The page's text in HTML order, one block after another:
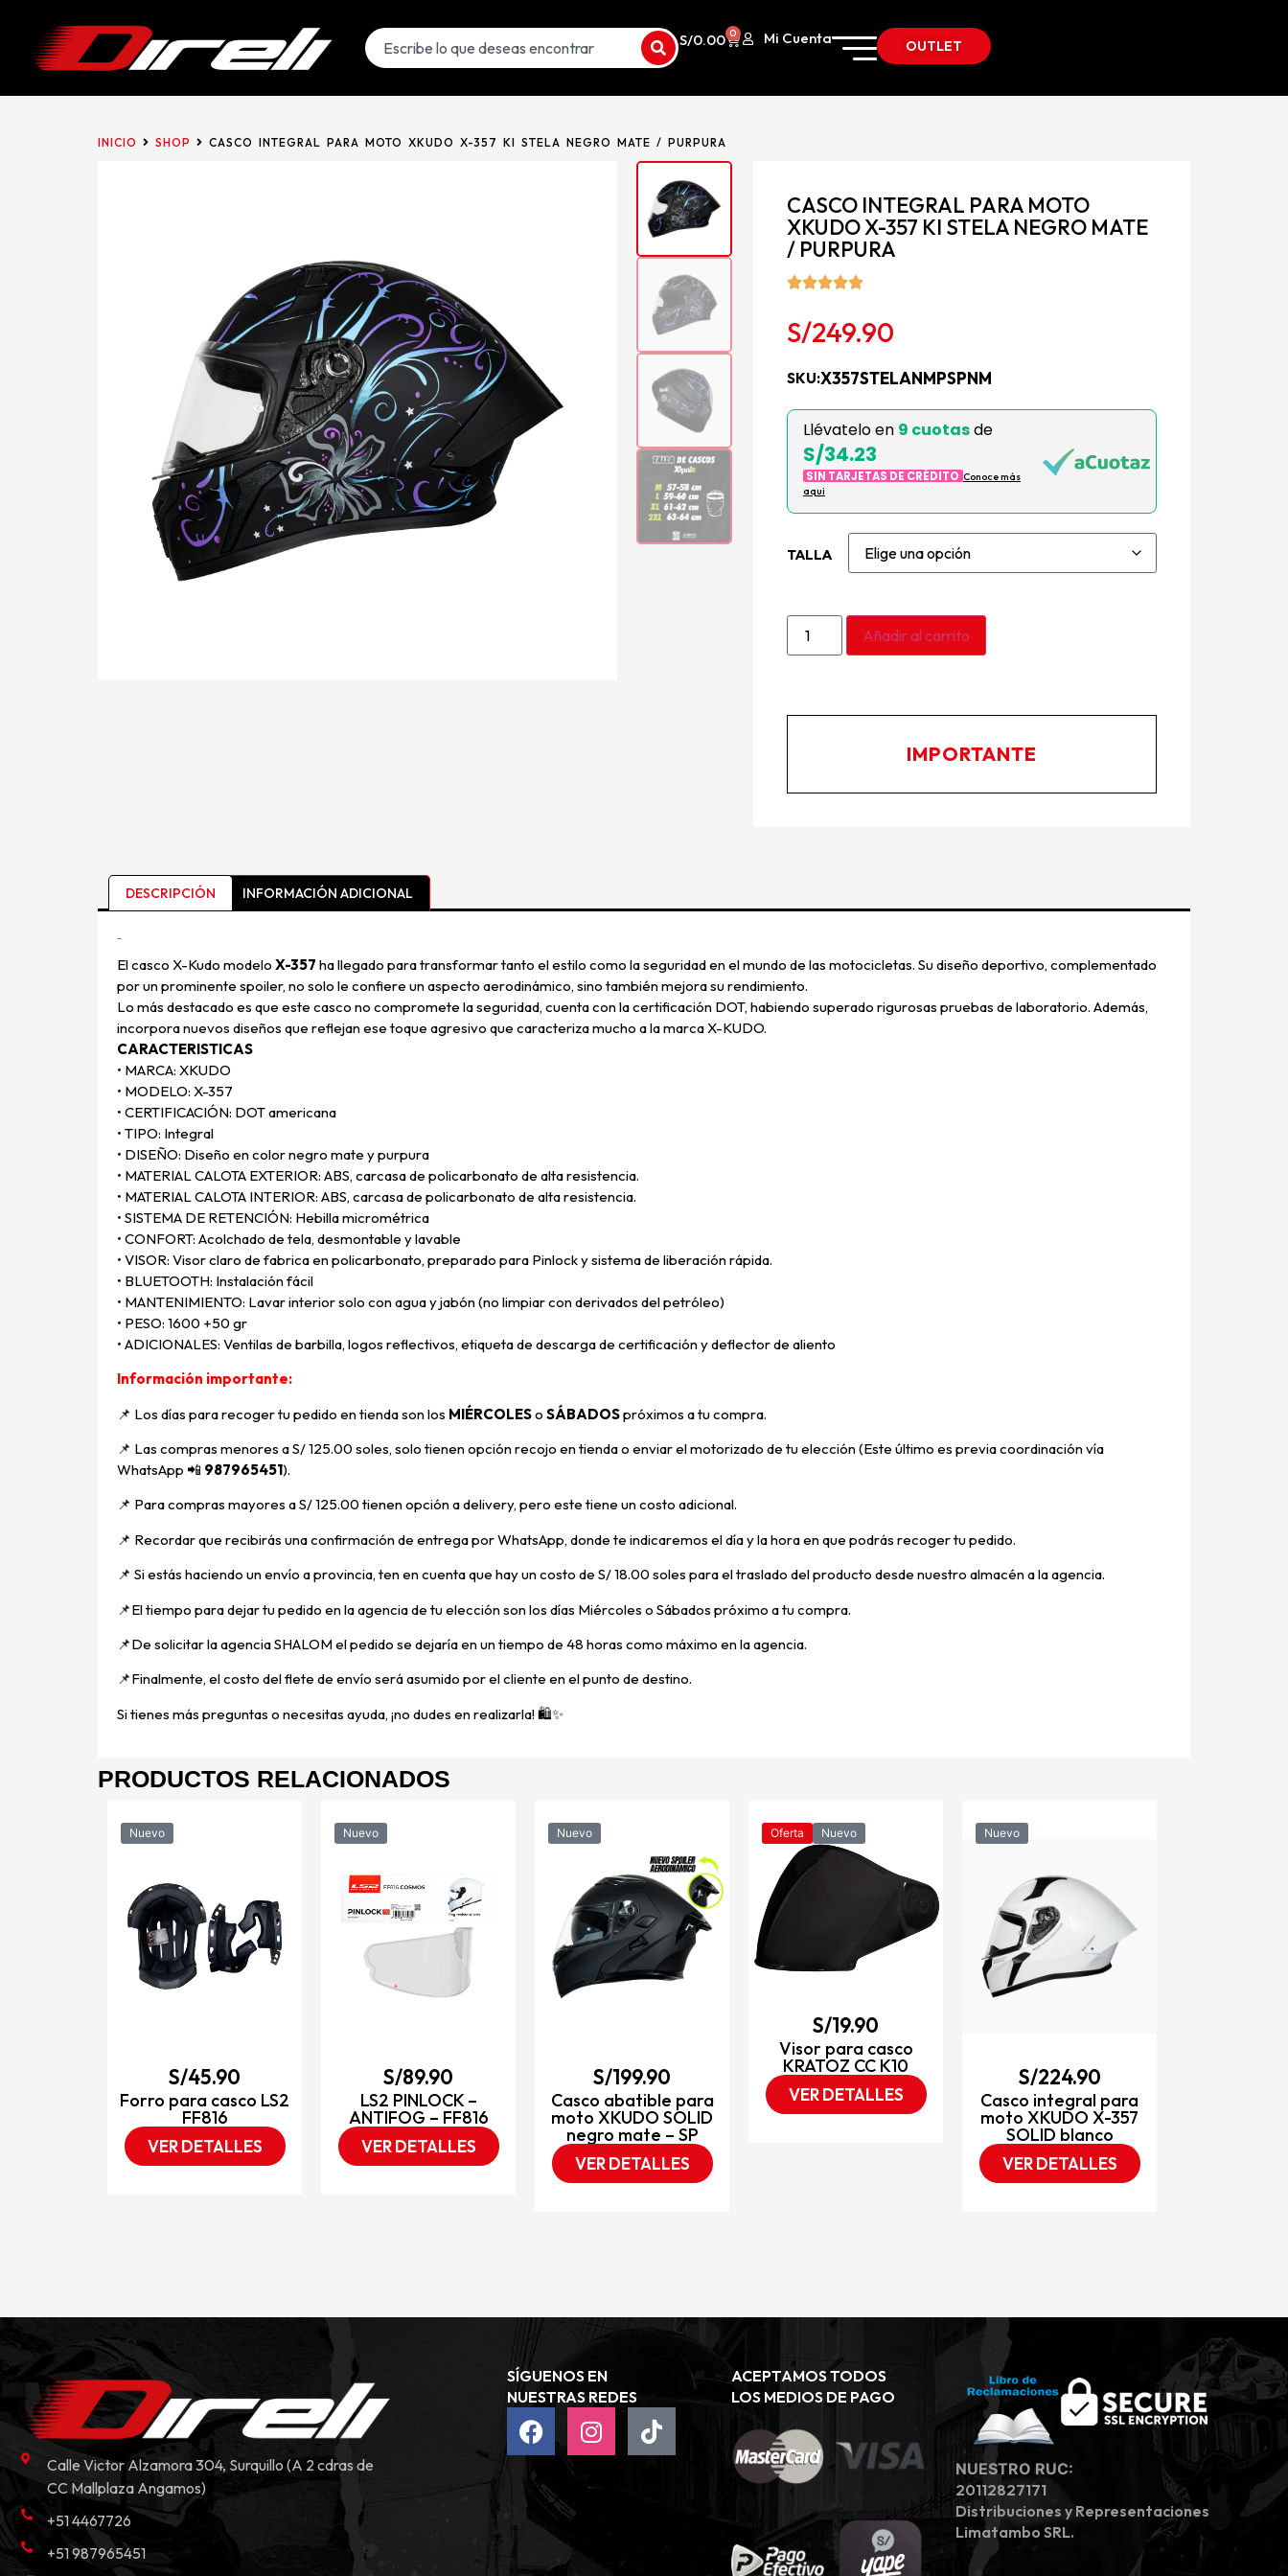
S/0.00 0 Mi Cuenta OUTLET
INICIO SHOP CASCO INTEGRAL PARA MOTO XKUDO X-357 KI STELA NEGRO MATE / PURPURA
CASCO INTEGRAL PARA MOTO
XKUDO X-357 KI STELA NEGRO MATE
/ PURPURA
S/249.90
SKU:X357STELANMPSPNM
Llévatelo en 9 cuotasde
S/34.23
SIN TARJETAS DE CRÉDITO Conoce más
aqui
TALLA
Añadir al carrito
IMPORTANTE
DESCRIPCIÓN INFORMACIÓN ADICIONAL
El casco X-Kudo modelo X-357 ha llegado para transformar tanto el estilo como la seguridad en el mundo de las motocicletas. Su diseño deportivo, complementado
por un prominente spoiler, no solo le confiere un aspecto aerodinámico, sino también mejora su rendimiento.
Lo más destacado es que este casco no compromete la seguridad, cuenta con la certificación DOT, habiendo superado rigurosas pruebas de laboratorio. Además,
incorpora nuevos diseños que reflejan ese toque agresivo que caracteriza mucho a la marca X-KUDO.
CARACTERISTICAS
• MARCA: XKUDO
• MODELO: X-357
• CERTIFICACIÓN: DOT americana
• TIPO: Integral
• DISEÑO: Diseño en color negro mate y purpura
• MATERIAL CALOTA EXTERIOR: ABS, carcasa de policarbonato de alta resistencia.
• MATERIAL CALOTA INTERIOR: ABS, carcasa de policarbonato de alta resistencia.
• SISTEMA DE RETENCIÓN: Hebilla micrométrica
• CONFORT: Acolchado de tela, desmontable y lavable
• VISOR: Visor claro de fabrica en policarbonato, preparado para Pinlock y sistema de liberación rápida.
• BLUETOOTH: Instalación fácil
• MANTENIMIENTO: Lavar interior solo con agua y jabón (no limpiar con derivados del petróleo)
• PESO: 1600 +50 gr
• ADICIONALES: Ventilas de barbilla, logos reflectivos, etiqueta de descarga de certificación y deflector de aliento
Información importante:
📌 Los días para recoger tu pedido en tienda son los MIÉRCOLESo SÁBADOSpróximos a tu compra.
📌 Las compras menores a S/ 125.00 soles, solo tienen opción recojo en tienda o enviar el motorizado de tu elección (Este último es previa coordinación vía
WhatsApp 📲 987965451).
📌 Para compras mayores a S/ 125.00 tienen opción a delivery, pero este tiene un costo adicional.
📌 Recordar que recibirás una confirmación de entrega por WhatsApp, donde te indicaremos el día y la hora en que podrás recoger tu pedido.
📌 Si estás haciendo un envío a provincia, ten en cuenta que hay un costo de S/ 18.00 soles para el traslado del producto desde nuestro almacén a la agencia.
📌El tiempo para dejar tu pedido en la agencia de tu elección son los días Miércoles o Sábados próximo a tu compra.
📌De solicitar la agencia SHALOM el pedido se dejaría en un tiempo de 48 horas como máximo en la agencia.
📌Finalmente, el costo del flete de envío será asumido por el cliente en el punto de destino.
Si tienes más preguntas o necesitas ayuda, ¡no dudes en realizarla! 🛍️✨
PRODUCTOS RELACIONADOS
Nuevo
S/45.90
Forro para casco LS2
FF816
VER DETALLES
Nuevo
S/89.90
LS2 PINLOCK –
ANTIFOG – FF816
VER DETALLES
Nuevo
S/199.90
Casco abatible para
moto XKUDO SOLID
negro mate – SP
VER DETALLES
Oferta Nuevo
S/19.90
Visor para casco
KRATOZ CC K10
VER DETALLES
Nuevo
S/224.90
Casco integral para
moto XKUDO X-357
SOLID blanco
VER DETALLES
Calle Victor Alzamora 304, Surquillo (A 2 cdras de
CC Mallplaza Angamos)
+51 4467726
+51 987965451
SÍGUENOS EN
NUESTRAS REDES
ACEPTAMOS TODOS
LOS MEDIOS DE PAGO
NUESTRO RUC:
20112827171
Distribuciones y Representaciones
Limatambo SRL.